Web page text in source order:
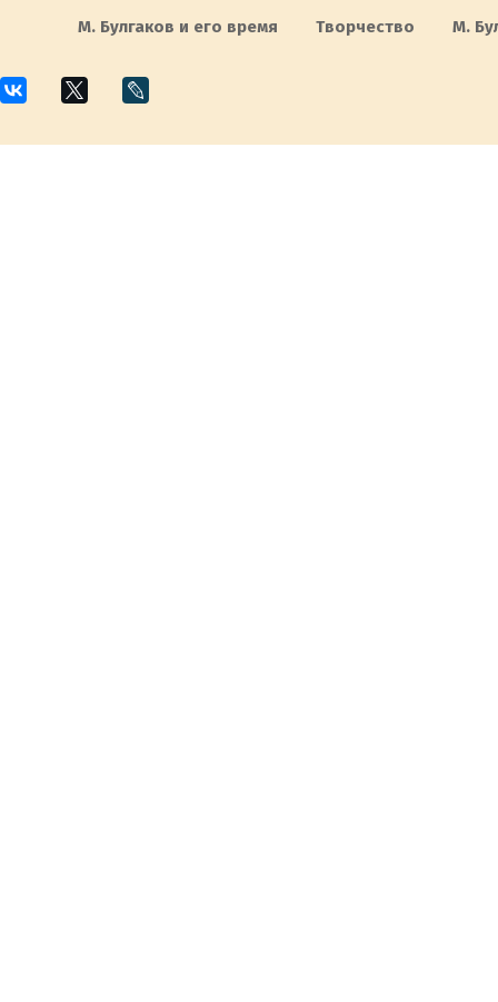
М. Булгаков и его время Творчество М.